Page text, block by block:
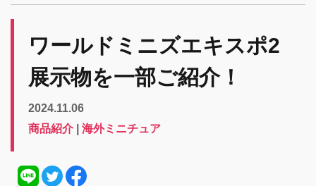
ワールドミニズエキスポ2
展示物を一部ご紹介！
2024.11.06
商品紹介
海外ミニチュア